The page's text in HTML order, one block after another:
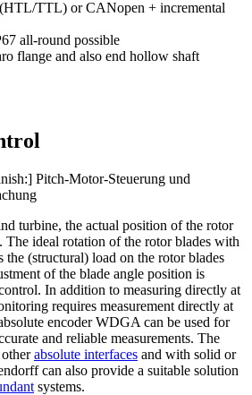
TTL) or CANopen + incremental
all-round possible
flange and also end hollow shaft
turbine, the actual position of the rotor
The ideal rotation of the rotor blades with
the (structural) load on the rotor blades
of the blade angle position is
In addition to measuring directly at
requires measurement directly at
encoder WDGA can be used for
and reliable measurements. The
absolute interfaces and with solid or
can also provide a suitable solution
systems.